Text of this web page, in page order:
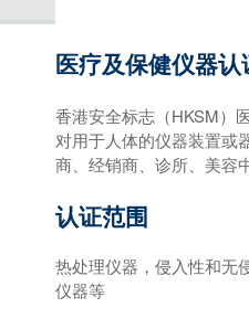
医疗及保健仪器认
香港安全标志（HKSM）
对用于人体的仪器装置或
商、经销商、诊所、美容
认证范围
热处理仪器，侵入性和无
仪器等